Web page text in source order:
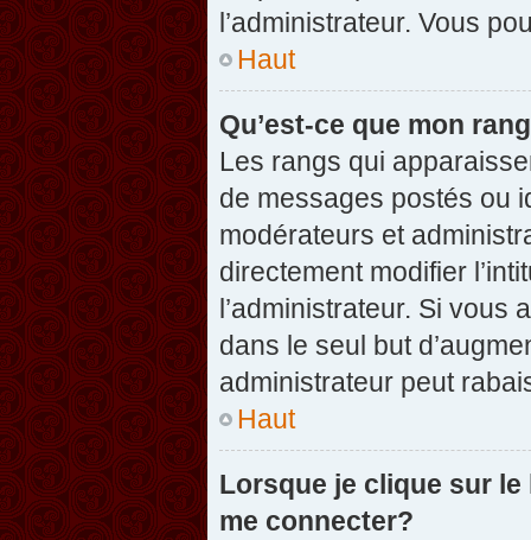
l’administrateur. Vous
Haut
Qu’est-ce que mon
Les rangs qui
de messages postés ou
modérateurs et
directement modifier
l’administrateur. Si vous
dans le seul but
administrateur peut
Haut
Lorsque je clique sur
me connecter?